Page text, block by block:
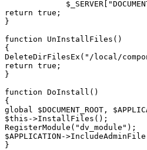
return true;
}
function UnInstallFiles()
{
DeleteDirFilesEx("/local/
return true;
}
function DoInstall()
{
global $DOCUMENT_ROOT,
$this->InstallFiles();
RegisterModule("dv_module");
$APPLICATION-
}